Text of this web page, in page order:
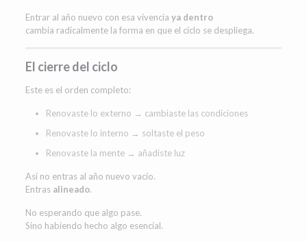
Entrar al año nuevo con esa vivencia ya dentro
cambia radicalmente la forma en que el ciclo se despliega.
El cierre del ciclo
Este es el orden completo:
Renovaste lo externo → cambiaste las condiciones
Renovaste lo interno → soltaste el peso
Renovaste la mente → añadiste luz
Así no entras al año nuevo vacío.
Entras alineado.
No esperando que algo pase.
Sino habiendo hecho algo esencial.